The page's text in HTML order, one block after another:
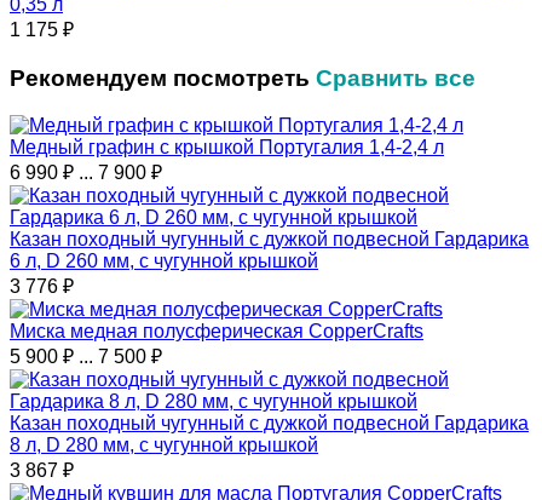
0,35 л
1 175 ₽
Рекомендуем посмотреть Сравнить все
Медный графин с крышкой Португалия 1,4-2,4 л
6 990 ₽ ... 7 900 ₽
Казан походный чугунный с дужкой подвесной Гардарика
6 л, D 260 мм, с чугунной крышкой
3 776 ₽
Миска медная полусферическая CopperCrafts
5 900 ₽ ... 7 500 ₽
Казан походный чугунный с дужкой подвесной Гардарика
8 л, D 280 мм, с чугунной крышкой
3 867 ₽